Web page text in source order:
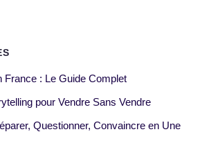
France : Le Guide Complet
pour Vendre Sans Vendre
Questionner, Convaincre en Une